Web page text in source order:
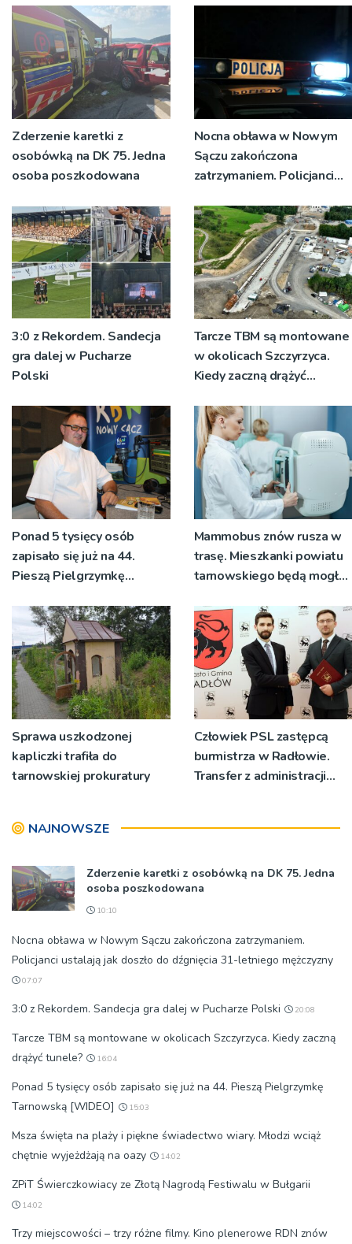
Zderzenie karetki z
osobówką na DK 75. Jedna
osoba poszkodowana
Nocna obława w Nowym
Sączu zakończona
zatrzymaniem. Policjanci
dźgnięcia 31-letniego
mężczyzny
3:0 z Rekordem. Sandecja
gra dalej w Pucharze
Polski
Tarcze TBM są montowane
w okolicach Szczyrzyca.
Kiedy zaczną drążyć
Ponad 5 tysięcy osób
zapisało się już na 44.
Pieszą Pielgrzymkę
Mammobus znów rusza w
trasę. Mieszkanki powiatu
tarnowskiego będą mogły
badania
Sprawa uszkodzonej
kapliczki trafiła do
tarnowskiej prokuratury
Człowiek PSL zastępcą
burmistrza w Radłowie.
Transfer z administracji
NAJNOWSZE
Zderzenie karetki z osobówką na DK 75. Jedna
osoba poszkodowana
10:10
Nocna obława w Nowym Sączu zakończona zatrzymaniem.
Policjanci ustalają jak doszło do dźgnięcia 31-letniego mężczyzny
07:07
3:0 z Rekordem. Sandecja gra dalej w Pucharze Polski 20:08
Tarcze TBM są montowane w okolicach Szczyrzyca. Kiedy zaczną
drążyć tunele?
16:04
Ponad 5 tysięcy osób zapisało się już na 44. Pieszą Pielgrzymkę
Tarnowską [WIDEO]
15:03
Msza święta na plaży i piękne świadectwo wiary. Młodzi wciąż
chętnie wyjeżdżają na oazy
14:02
ZPiT Świerczkowiacy ze Złotą Nagrodą Festiwalu w Bułgarii
14:02
Trzy miejscowości – trzy różne filmy. Kino plenerowe RDN znów